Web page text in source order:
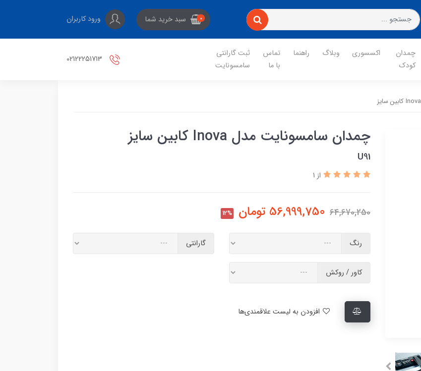
0 سبد خرید شما ورود کاربران
چمدان
کودک
اکسسوری وبلاگ راهنما
تماس
با ما
ثبت گارانتی
سامسونایت
چمدان سامسونایت مدل Inova کابین سایز
U91
از 1
64,670,250
56,999,750 تومان 12%
رنگ گارانتی
کاور / روکش